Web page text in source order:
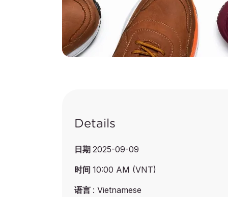
Details
日期 2025-09-09
时间 10:00 AM (VNT)
语言 : Vietnamese